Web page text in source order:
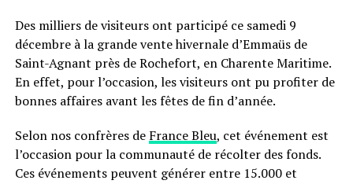
Des milliers de visiteurs ont participé ce samedi 9
décembre à la grande vente hivernale d’Emmaüs de
Saint-Agnant près de Rochefort, en Charente Maritime.
En effet, pour l’occasion, les visiteurs ont pu profiter de
bonnes affaires avant les fêtes de fin d’année.
Selon nos confrères de France Bleu, cet événement est
l’occasion pour la communauté de récolter des fonds.
Ces événements peuvent générer entre 15.000 et